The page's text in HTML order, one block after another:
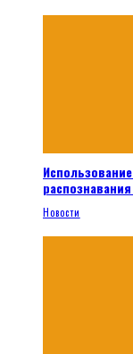
Новости